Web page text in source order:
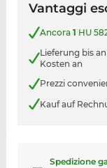
Vantaggi
Ancora 1 HU
Lieferung bis
Kosten an
Prezzi
Kauf auf
Spedizione